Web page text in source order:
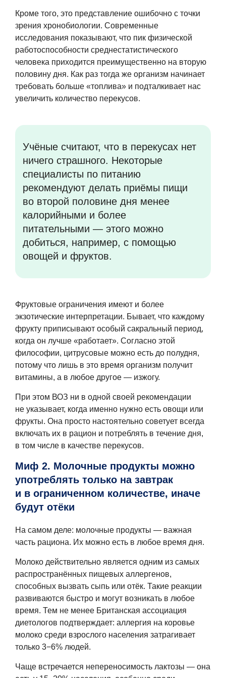
Кроме того, это представление ошибочно с точки
зрения хронобиологии. Современные
исследования показывают, что пик физической
работоспособности среднестатистического
человека приходится преимущественно на вторую
половину дня. Как раз тогда же организм начинает
требовать больше «топлива» и подталкивает нас
увеличить количество перекусов.
Учёные считают, что в перекусах нет
ничего страшного. Некоторые
специалисты по питанию
рекомендуют делать приёмы пищи
во второй половине дня менее
калорийными и более
питательными — этого можно
добиться, например, с помощью
овощей и фруктов.
Фруктовые ограничения имеют и более
экзотические интерпретации. Бывает, что каждому
фрукту приписывают особый сакральный период,
когда он лучше «работает». Согласно этой
философии, цитрусовые можно есть до полудня,
потому что лишь в это время организм получит
витамины, а в любое другое — изжогу.
При этом ВОЗ ни в одной своей рекомендации
не указывает, когда именно нужно есть овощи или
фрукты. Она просто настоятельно советует всегда
включать их в рацион и потреблять в течение дня,
в том числе в качестве перекусов.
Миф 2. Молочные продукты можно
употреблять только на завтрак
и в ограниченном количестве, иначе
будут отёки
На самом деле: молочные продукты — важная
часть рациона. Их можно есть в любое время дня.
Молоко действительно является одним из самых
распространённых пищевых аллергенов,
способных вызвать сыпь или отёк. Такие реакции
развиваются быстро и могут возникать в любое
время. Тем не менее Британская ассоциация
диетологов подтверждает: аллергия на коровье
молоко среди взрослого населения затрагивает
только 3−6% людей.
Чаще встречается непереносимость лактозы — она